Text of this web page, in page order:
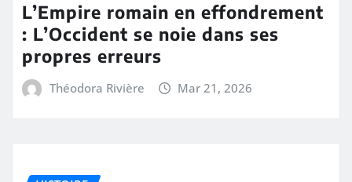
L’Empire romain en effondrement
: L’Occident se noie dans ses
propres erreurs
Théodora Rivière Mar 21, 2026